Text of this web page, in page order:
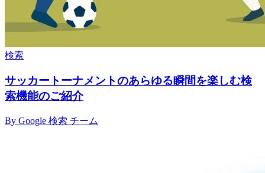
検索
サッカートーナメントのあらゆる瞬間を楽しむ検
索機能のご紹介
By Google 検索 チーム